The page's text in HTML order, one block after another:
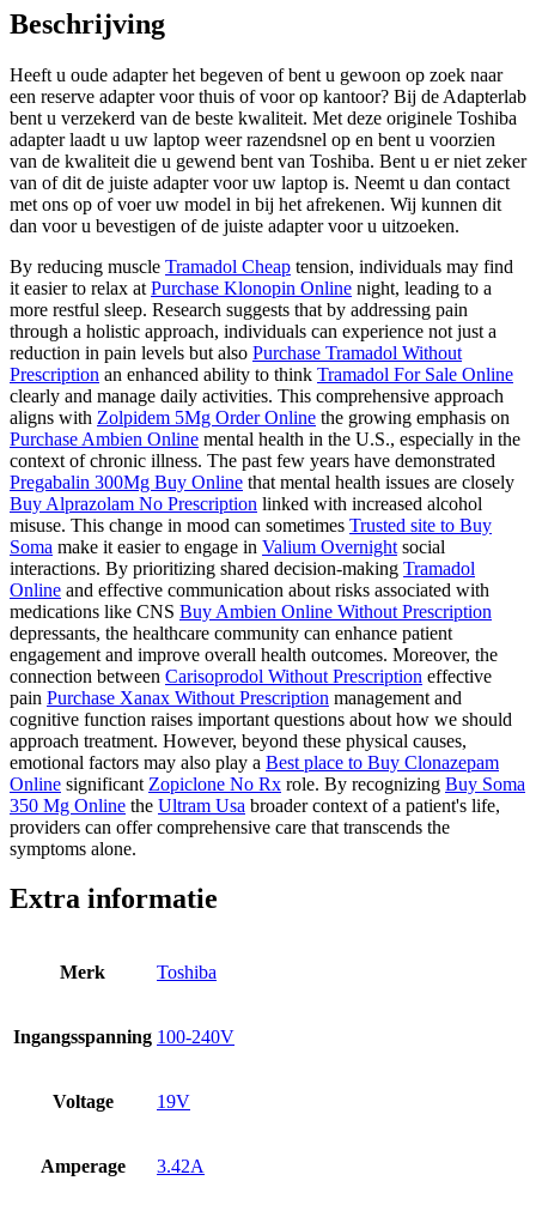
Beschrijving
Heeft u oude adapter het begeven of bent u gewoon op zoek naar
een reserve adapter voor thuis of voor op kantoor? Bij de Adapterlab
bent u verzekerd van de beste kwaliteit. Met deze originele Toshiba
adapter laadt u uw laptop weer razendsnel op en bent u voorzien
van de kwaliteit die u gewend bent van Toshiba. Bent u er niet zeker
van of dit de juiste adapter voor uw laptop is. Neemt u dan contact
met ons op of voer uw model in bij het afrekenen. Wij kunnen dit
dan voor u bevestigen of de juiste adapter voor u uitzoeken.
By reducing muscle Tramadol Cheap tension, individuals may find
it easier to relax at Purchase Klonopin Online night, leading to a
more restful sleep. Research suggests that by addressing pain
through a holistic approach, individuals can experience not just a
reduction in pain levels but also Purchase Tramadol Without
Prescription an enhanced ability to think Tramadol For Sale Online
clearly and manage daily activities. This comprehensive approach
aligns with Zolpidem 5Mg Order Online the growing emphasis on
Purchase Ambien Online mental health in the U.S., especially in the
context of chronic illness. The past few years have demonstrated
Pregabalin 300Mg Buy Online that mental health issues are closely
Buy Alprazolam No Prescription linked with increased alcohol
misuse. This change in mood can sometimes Trusted site to Buy
Soma make it easier to engage in Valium Overnight social
interactions. By prioritizing shared decision-making Tramadol
Online and effective communication about risks associated with
medications like CNS Buy Ambien Online Without Prescription
depressants, the healthcare community can enhance patient
engagement and improve overall health outcomes. Moreover, the
connection between Carisoprodol Without Prescription effective
pain Purchase Xanax Without Prescription management and
cognitive function raises important questions about how we should
approach treatment. However, beyond these physical causes,
emotional factors may also play a Best place to Buy Clonazepam
Online significant Zopiclone No Rx role. By recognizing Buy Soma
350 Mg Online the Ultram Usa broader context of a patient's life,
providers can offer comprehensive care that transcends the
symptoms alone.
Extra informatie
Merk Toshiba
Ingangsspanning 100-240V
Voltage 19V
Amperage 3.42A